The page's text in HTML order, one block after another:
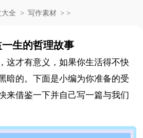
全 > 写作素材 > >
一生的哲理故事
这才有意义，如果你生活得不快
暗的。下面是小编为你准备的受
来借鉴一下并自己写一篇与我们